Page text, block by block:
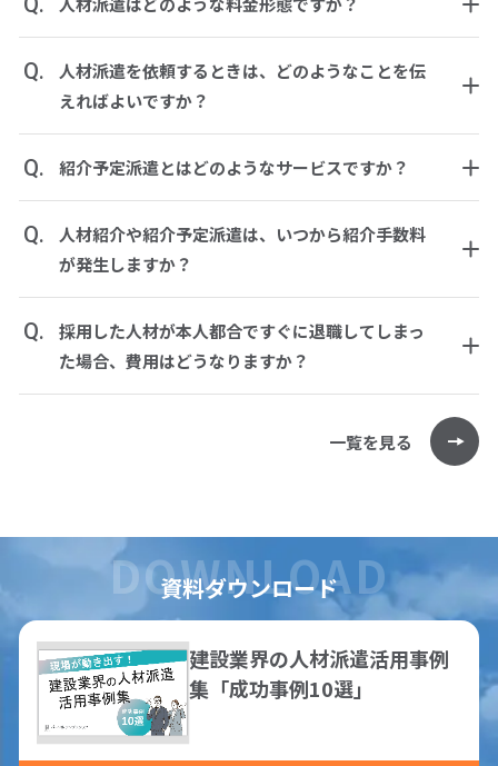
Q.
人材派遣を依頼するときは、どのようなことを伝
えればよいですか？
Q. 紹介予定派遣とはどのようなサービスですか？
Q.
人材紹介や紹介予定派遣は、いつから紹介手数料
が発生しますか？
Q.
採用した人材が本人都合ですぐに退職してしまっ
た場合、費用はどうなりますか？
一覧を見る
資料ダウンロード
建設業界の人材派遣活用事例
集「成功事例10選」